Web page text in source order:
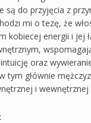
są do przyjęcia z
mi o tezę, że
kobiecej energii i jej
oraz
tym głównie
i wewnętrznej